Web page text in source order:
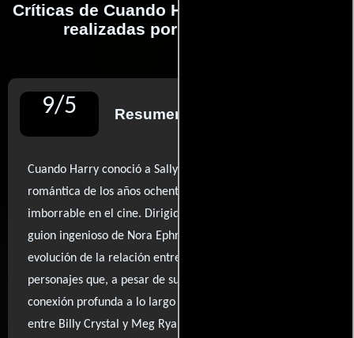
Críticas de Cuando Harry conoció a Sally
realizadas por profesionales
9/5 Resumen de reseñas
Cuando Harry conoció a Sally es una joya de la comedia
romántica de los años ochenta que ha dejado una huella
imborrable en el cine. Dirigida por Rob Reiner y con un
guion ingenioso de Nora Ephron, la película narra la
evolución de la relación entre Harry y Sally, dos
personajes que, a pesar de sus diferencias, descubren una
conexión profunda a lo largo de los años. La química
entre Billy Crystal y Meg Ryan es inigualable, aportando